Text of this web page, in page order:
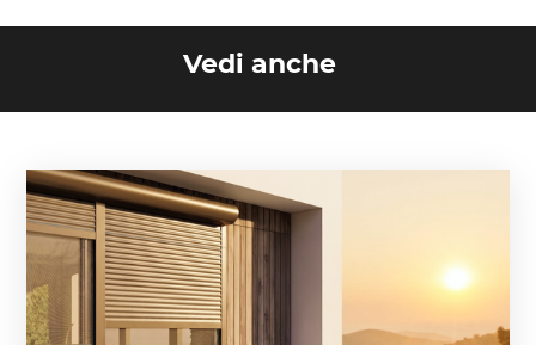
Vedi anche